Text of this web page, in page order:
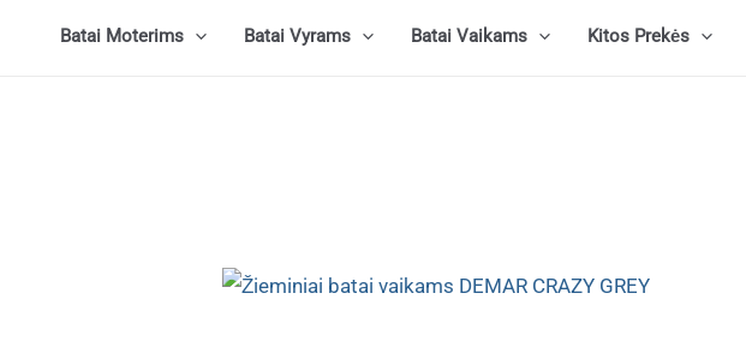
Batai Moterims Batai Vyrams Batai Vaikams Kitos Prekės